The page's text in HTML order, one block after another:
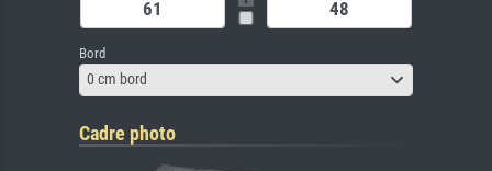
Bord
0 cm bord
Cadre photo